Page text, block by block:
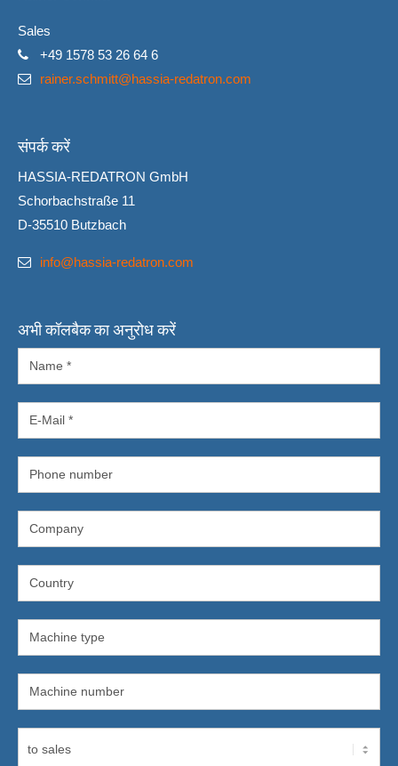
Sales
+49 1578 53 26 64 6
rainer.schmitt@hassia-redatron.com
संपर्क करें
HASSIA-REDATRON GmbH
Schorbachstraße 11
D-35510 Butzbach
info@hassia-redatron.com
अभी कॉलबैक का अनुरोध करें